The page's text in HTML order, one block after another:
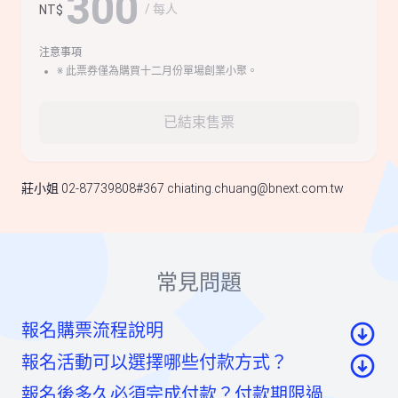
NT$ / 每人
注意事項
※ 此票券僅為購買十二月份單場創業小聚。
已結束售票
莊小姐 02-87739808#367 chiating.chuang@bnext.com.tw
常見問題
報名購票流程說明
至活動頁面點選「我要報名」按鈕後，至票券資
報名活動可以選擇哪些付款方式？